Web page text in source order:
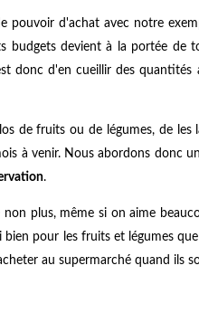
pouvoir d'achat avec notre
budgets devient à la portée de
donc d'en cueillir des
de fruits ou de légumes, de
à venir. Nous abordons donc
.
plus, même si on aime
bien pour les fruits et légumes
au supermarché quand ils